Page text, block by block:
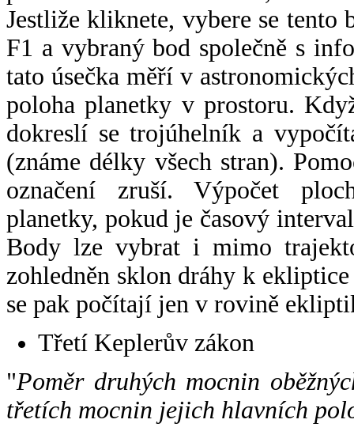
Jestliže kliknete, vybere se tento
F1 a vybraný bod společně s
tato úsečka měří v
poloha planetky v prostoru.
dokreslí se trojúhelník a
(známe délky všech stran).
označení zruší. Výpočet
planetky, pokud je časový
Body lze vybrat i mimo
zohledněn sklon dráhy k
se pak počítají jen v rovině
Třetí Keplerův zákon
"Poměr druhých mocnin
třetích mocnin jejich hlavních